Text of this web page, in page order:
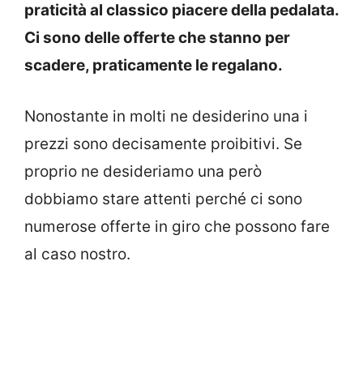
praticità al classico piacere della pedalata.
Ci sono delle offerte che stanno per
scadere, praticamente le regalano.
Nonostante in molti ne desiderino una i
prezzi sono decisamente proibitivi. Se
proprio ne desideriamo una però
dobbiamo stare attenti perché ci sono
numerose offerte in giro che possono fare
al caso nostro.